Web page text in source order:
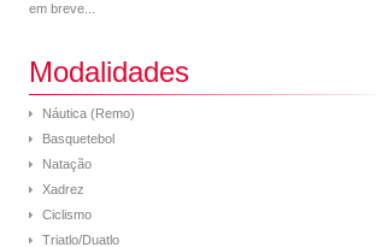
em breve...
Modalidades
Náutica (Remo)
Basquetebol
Natação
Xadrez
Ciclismo
Triatlo/Duatlo